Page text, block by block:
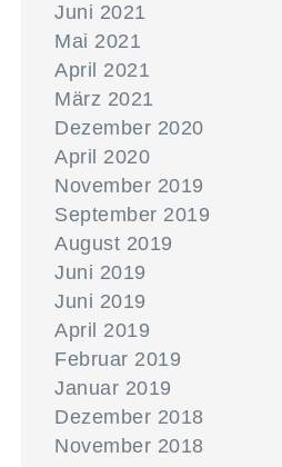
Juni 2021
Mai 2021
April 2021
März 2021
Dezember 2020
April 2020
November 2019
September 2019
August 2019
Juni 2019
Juni 2019
April 2019
Februar 2019
Januar 2019
Dezember 2018
November 2018